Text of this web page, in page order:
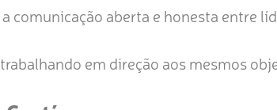
comunicação aberta e honesta entre
em direção aos mesmos